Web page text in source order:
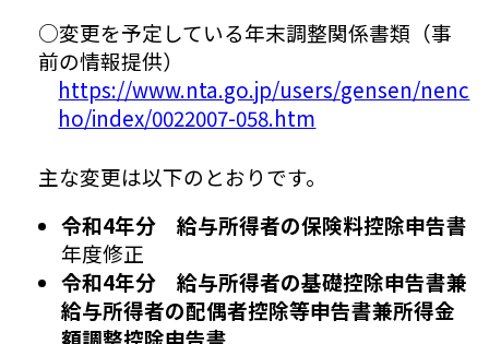
○変更を予定している年末調整関係書類（事
前の情報提供）
https://www.nta.go.jp/users/gensen/nenc
ho/index/0022007-058.htm
主な変更は以下のとおりです。
令和4年分 給与所得者の保険料控除申告書
年度修正
令和4年分 給与所得者の基礎控除申告書兼
給与所得者の配偶者控除等申告書兼所得金